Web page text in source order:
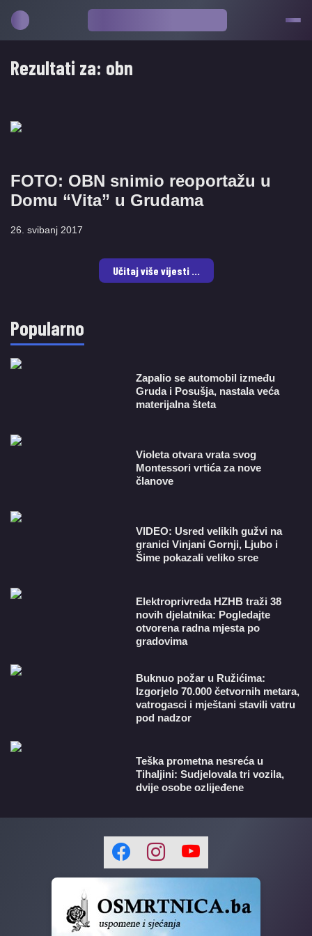
Rezultati za: obn
FOTO: OBN snimio reoportažu u
Domu “Vita” u Grudama
26. svibanj 2017
Učitaj više vijesti ...
Popularno
Zapalio se automobil između
Gruda i Posušja, nastala veća
materijalna šteta
Violeta otvara vrata svog
Montessori vrtića za nove
članove
VIDEO: Usred velikih gužvi na
granici Vinjani Gornji, Ljubo i
Šime pokazali veliko srce
​Elektroprivreda HZHB traži 38
novih djelatnika: Pogledajte
otvorena radna mjesta po
gradovima
Buknuo požar u Ružićima:
Izgorjelo 70.000 četvornih metara,
vatrogasci i mještani stavili vatru
pod nadzor
Teška prometna nesreća u
Tihaljini: Sudjelovala tri vozila,
dvije osobe ozlijeđene